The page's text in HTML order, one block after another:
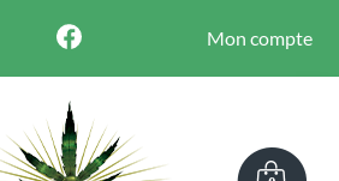
Mon compte